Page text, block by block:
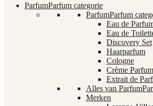
ParfumParfum categorie
ParfumParfum
Eau de
Eau de
Discovery Set
Haarparfum
Cologne
Crème Parfum
Extrait de
Alles van Parfum
Merken